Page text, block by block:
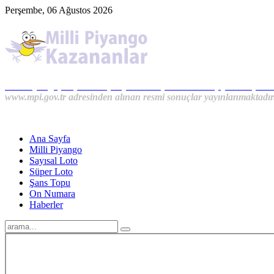
Perşembe, 06 Ağustos 2026
www.mpi.gov.tr adresinden alınan resmi sonuçlar
Ana Sayfa
Milli Piyango
Sayısal Loto
Süper Loto
Şans Topu
On Numara
Haberler